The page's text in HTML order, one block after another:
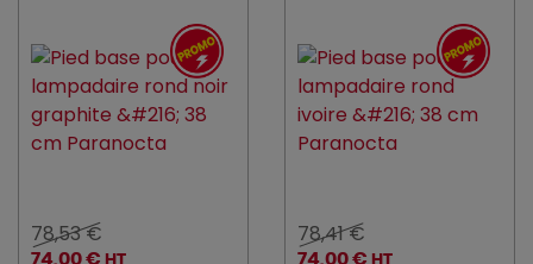
78,53 €
74,00 €
78,41 €
74,00 €